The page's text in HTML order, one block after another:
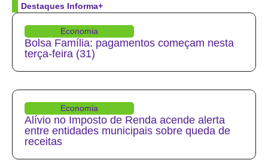
Destaques Informa+
Economia
Bolsa Família: pagamentos começam nesta
terça-feira (31)
Economia
Alívio no Imposto de Renda acende alerta
entre entidades municipais sobre queda de
receitas